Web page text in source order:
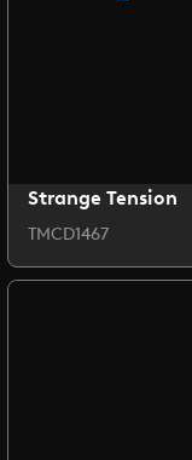
Strange Tension
TMCD1467